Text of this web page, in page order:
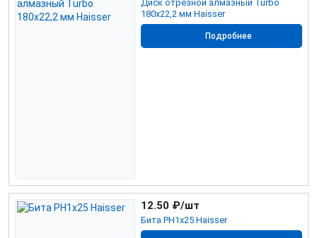
Диск отрезной алмазный Turbo
180х22,2 мм Haisser
Подробнее
Бита РН1х25 Haisser
12.50 ₽/шт